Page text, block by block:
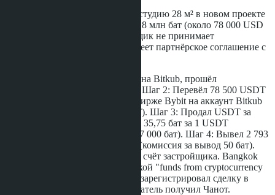
Покупатель из Москвы выбрал студию 28 м² в новом проекте
на Джомтьен Бич (Паттайя) за 2,8 млн бат (около 78 000 USD
по курсу апреля 2026). Застройщик не принимает
криптовалюту напрямую, но имеет партнёрское соглашение с
Шаг 1: Покупатель открыл счёт на Bitkub, прошёл
верификацию (7 рабочих дней). Шаг 2: Перевёл 78 500 USDT
с кошелька на международной бирже Bybit на аккаунт Bitkub
(комиссия сети TRC20 - 1 USDT). Шаг 3: Продал USDT за
тайские баты на Bitkub по курсу 35,75 бат за 1 USDT
(комиссия биржи 0,25% - около 7 000 бат). Шаг 4: Вывел 2 793
000 бат на счёт в Bangkok Bank (комиссия за вывод 50 бат).
Шаг 5: Перевёл 2 800 000 бат на счёт застройщика. Bangkok
Bank выдал FET-форму с пометкой "funds from cryptocurrency
conversion". Шаг 6: Застройщик зарегистрировал сделку в
Земельном департаменте, покупатель получил Чанот.